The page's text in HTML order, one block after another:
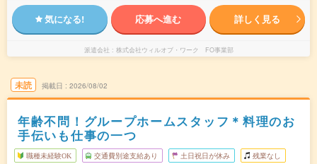
気になる! 応募へ進む 詳しく見る
派遣会社 株式会社ウィルオブ・ワーク FO事業部
未読 掲載日 2026/08/02
年齢不問！グループホームスタッフ＊料理のお
手伝いも仕事の一つ
職種未経験OK 交通費別途支給あり 土日祝日が休み 残業なし